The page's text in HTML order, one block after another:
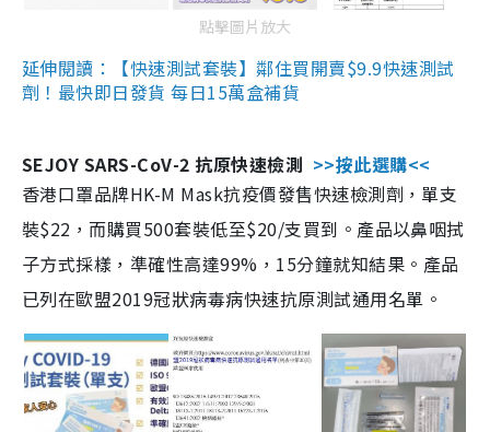
點擊圖片放大
延伸閱讀：【快速測試套裝】鄰住買開賣$9.9快速測試
劑！最快即日發貨 每日15萬盒補貨
SEJOY SARS-CoV-2 抗原快速檢測 >>按此選購<<
香港口罩品牌HK-M Mask抗疫價發售快速檢測劑，單支
裝$22，而購買500套裝低至$20/支買到。產品以鼻咽拭
子方式採樣，準確性高達99%，15分鐘就知結果。產品
已列在歐盟2019冠狀病毒病快速抗原測試通用名單。